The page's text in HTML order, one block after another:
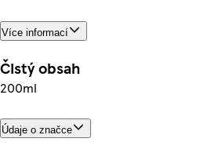
Více informací
Čistý obsah
200ml
Údaje o značce